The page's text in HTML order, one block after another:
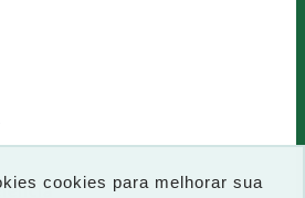
cookies para melhorar sua